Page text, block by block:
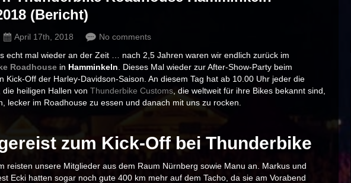
(Bericht)
April 17th, 2018
No comments
echt mal wieder an der Zeit … nach 2,5 Jahren waren wir endlich zurück im
Roadhouse in Hamminkeln . Dieses Mal wieder zur After-Show-Party beim
Kick-Off der Harley-Davidson-Saison. An diesem Tag hat ab 10.00 Uhr jeder die
die heiligen Hallen von Thunderbike Customs , die weltweit für ihre Bikes bekannt sind,
lecker im Roadhouse zu essen und danach mit uns zu rocken.
zum Kick-Off bei Thunderbike
reisten unsere Mitglieder aus dem Raum Nürnberg sowie Manu an. Markus und
Ecki hatten sogar noch gute 400 km mehr auf dem Tacho, da sie am Vorabend